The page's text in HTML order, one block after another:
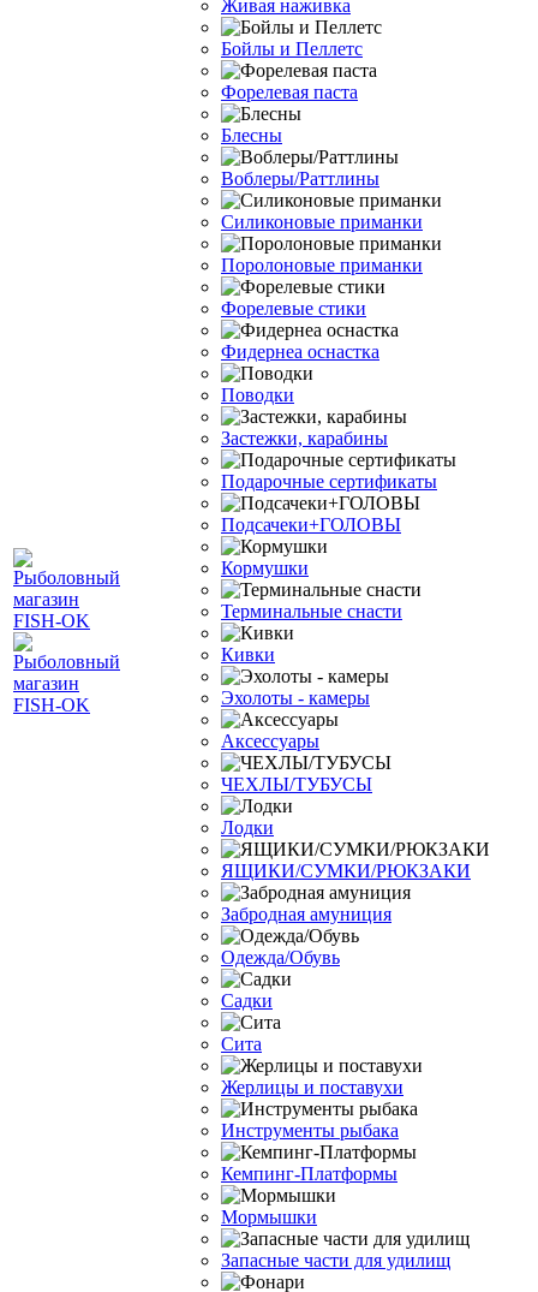
Живая наживка
Бойлы и Пеллетс
Форелевая паста
Блесны
Воблеры/Раттлины
Силиконовые приманки
Поролоновые приманки
Форелевые стики
Фидернеа оснастка
Поводки
Застежки, карабины
Подарочные сертификаты
Подсачеки+ГОЛОВЫ
Кормушки
Терминальные снасти
Кивки
Эхолоты - камеры
Аксессуары
ЧЕХЛЫ/ТУБУСЫ
Лодки
ЯЩИКИ/СУМКИ/РЮКЗАКИ
Забродная амуниция
Одежда/Обувь
Садки
Сита
Жерлицы и поставухи
Инструменты рыбака
Кемпинг-Платформы
Мормышки
Запасные части для удилищ